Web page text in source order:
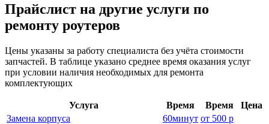
Прайслист на другие услуги по
ремонту роутеров
Цены указаны за работу специалиста без учёта стоимости
запчастей. В таблице указано среднее время оказания услуг
при условии наличия необходимых для ремонта
комплектующих
Услуга Время Время
Цена
Замена корпуса
60минут от 500 р